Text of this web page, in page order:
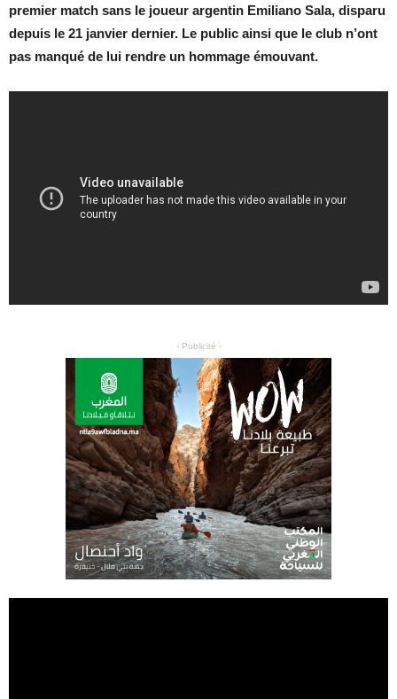
premier match sans le joueur argentin Emiliano Sala, disparu
depuis le 21 janvier dernier. Le public ainsi que le club n’ont
pas manqué de lui rendre un hommage émouvant.
- Publicité -